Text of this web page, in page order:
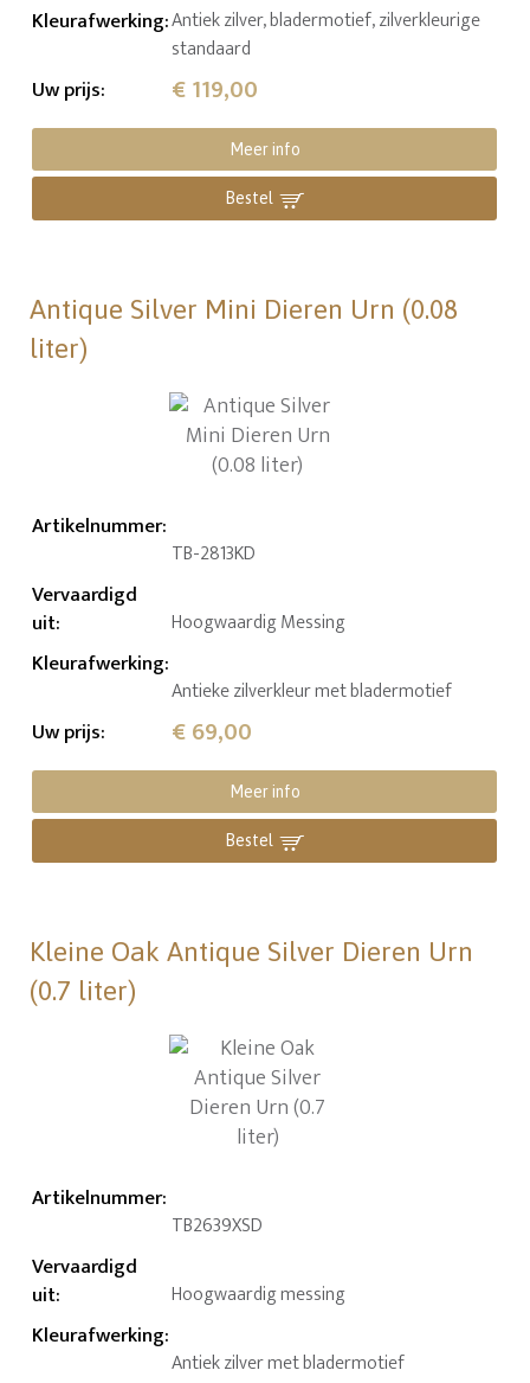
Kleurafwerking:Antiek zilver, bladermotief, zilverkleurige
standaard
Uw prijs: € 119,00
Meer info
Bestel
Antique Silver Mini Dieren Urn (0.08
liter)
Artikelnummer:
TB-2813KD
Vervaardigd
uit: Hoogwaardig Messing
Kleurafwerking:
Antieke zilverkleur met bladermotief
Uw prijs: € 69,00
Meer info
Bestel
Kleine Oak Antique Silver Dieren Urn
(0.7 liter)
Artikelnummer:
TB2639XSD
Vervaardigd
uit: Hoogwaardig messing
Kleurafwerking:
Antiek zilver met bladermotief